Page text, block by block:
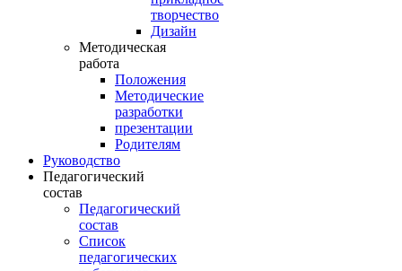
творчество
Дизайн
Методическая
работа
Положения
Методические
разработки
презентации
Родителям
Руководство
Педагогический
состав
Педагогический
состав
Список
педагогических